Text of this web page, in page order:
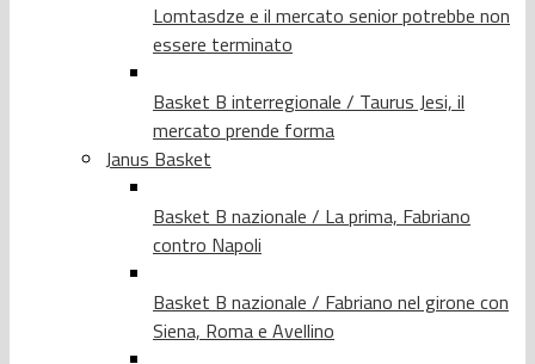
Lomtasdze e il mercato senior potrebbe non
essere terminato
Basket B interregionale / Taurus Jesi, il
mercato prende forma
Janus Basket
Basket B nazionale / La prima, Fabriano
contro Napoli
Basket B nazionale / Fabriano nel girone con
Siena, Roma e Avellino